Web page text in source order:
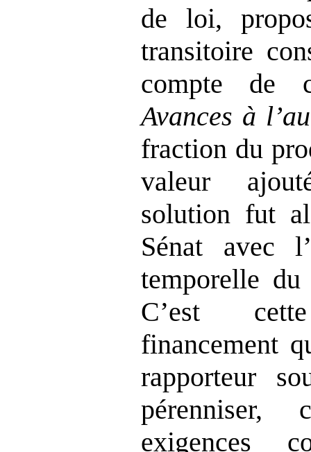
de loi,
transitoire
compte de
Avances à
fraction du
valeur
solution fut
Sénat avec
temporelle
C’est
financement
rapporteur
pérenniser,
exigences